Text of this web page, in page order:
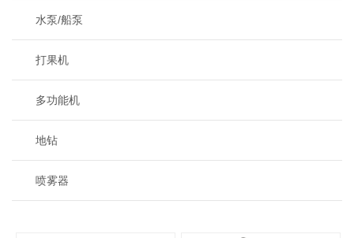
水泵/船泵
打果机
多功能机
地钻
喷雾器